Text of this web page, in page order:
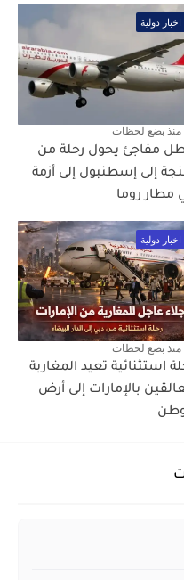
اخبار دولية
منذ بضع لحظات
مفاجئ يحول رحلة من
إلى إسطنبول إلى أزمة
مطار روما
اخبار دولية
منذ بضع لحظات
استثنائية تعيد المغاربة
بالإمارات إلى أرض